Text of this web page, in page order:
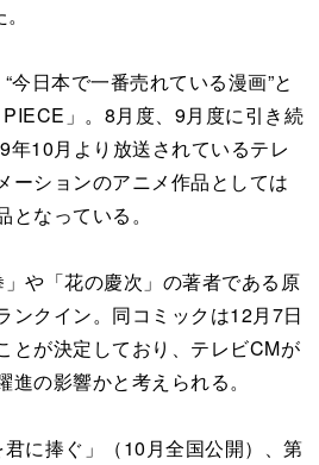
日本で一番売れている漫画”と
」。8月度、9月度に引き続
年10月より放送されているテレ
ーションのアニメ作品としては
なっている。
や「花の慶次」の著者である原
ンクイン。同コミックは12月7日
とが決定しており、テレビCMが
の影響かと考えられる。
に捧ぐ」（10月全国公開）、第